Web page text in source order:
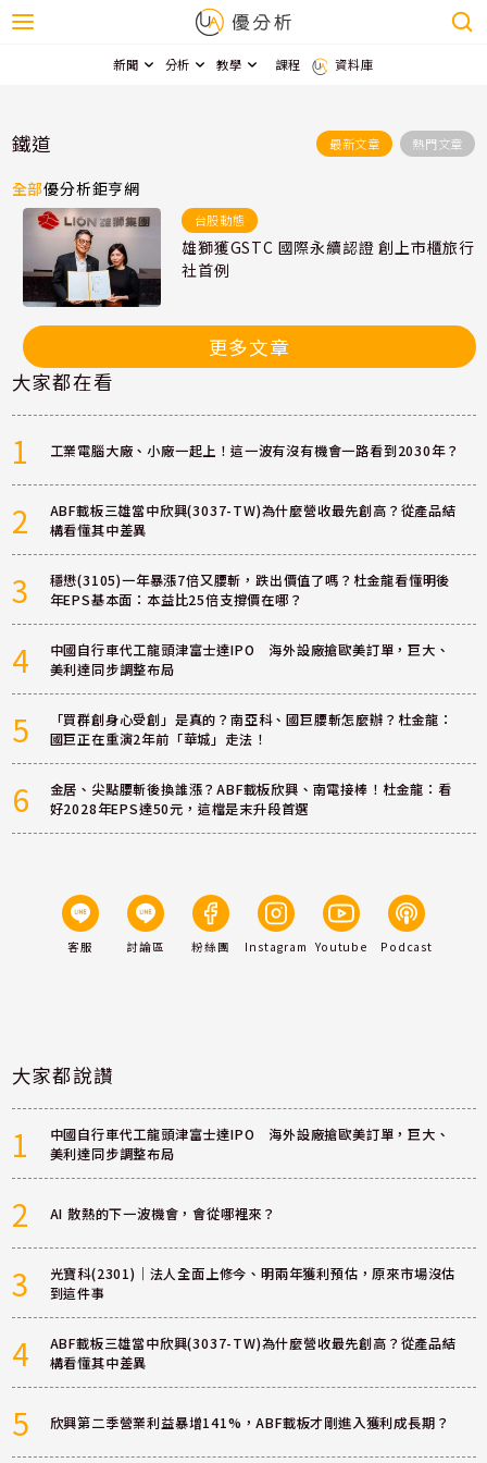
新聞 分析 教學 課程 資料庫
鐵道 最新文章 熱門文章
全部優分析鉅亨網
台股動態
雄獅獲GSTC 國際永續認證 創上市櫃旅行
社首例
更多文章
大家都在看
1 工業電腦大廠、小廠一起上！這一波有沒有機會一路看到2030年？
2
ABF載板三雄當中欣興(3037-TW)為什麼營收最先創高？從產品結
構看懂其中差異
3
穩懋(3105)一年暴漲7倍又腰斬，跌出價值了嗎？杜金龍看懂明後
年EPS基本面：本益比25倍支撐價在哪？
4
中國自行車代工龍頭津富士達IPO 海外設廠搶歐美訂單，巨大、
美利達同步調整布局
5
「買群創身心受創」是真的？南亞科、國巨腰斬怎麼辦？杜金龍：
國巨正在重演2年前「華城」走法！
6
金居、尖點腰斬後換誰漲？ABF載板欣興、南電接棒！杜金龍：看
好2028年EPS達50元，這檔是末升段首選
客服 討論區 粉絲團 Instagram Youtube Podcast
大家都說讚
1
中國自行車代工龍頭津富士達IPO 海外設廠搶歐美訂單，巨大、
美利達同步調整布局
2 AI 散熱的下一波機會，會從哪裡來？
3
光寶科(2301)｜法人全面上修今、明兩年獲利預估，原來市場沒估
到這件事
4
ABF載板三雄當中欣興(3037-TW)為什麼營收最先創高？從產品結
構看懂其中差異
5 欣興第二季營業利益暴增141%，ABF載板才剛進入獲利成長期？